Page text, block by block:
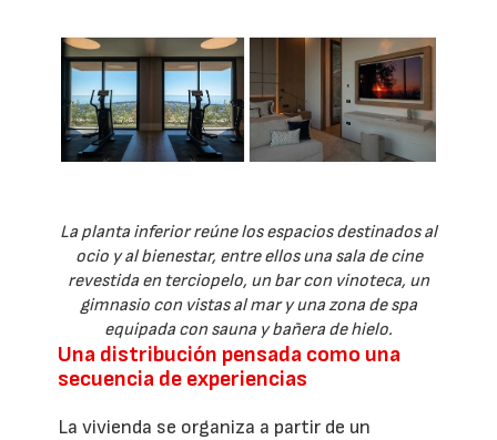
La planta inferior reúne los espacios destinados al
ocio y al bienestar, entre ellos una sala de cine
revestida en terciopelo, un bar con vinoteca, un
gimnasio con vistas al mar y una zona de spa
equipada con sauna y bañera de hielo.
Una distribución pensada como una
secuencia de experiencias
La vivienda se organiza a partir de un